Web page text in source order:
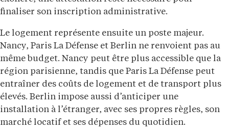
finaliser son inscription administrative.
Le logement représente ensuite un poste majeur.
Nancy, Paris La Défense et Berlin ne renvoient pas au
même budget. Nancy peut être plus accessible que la
région parisienne, tandis que Paris La Défense peut
entraîner des coûts de logement et de transport plus
élevés. Berlin impose aussi d’anticiper une
installation à l’étranger, avec ses propres règles, son
marché locatif et ses dépenses du quotidien.